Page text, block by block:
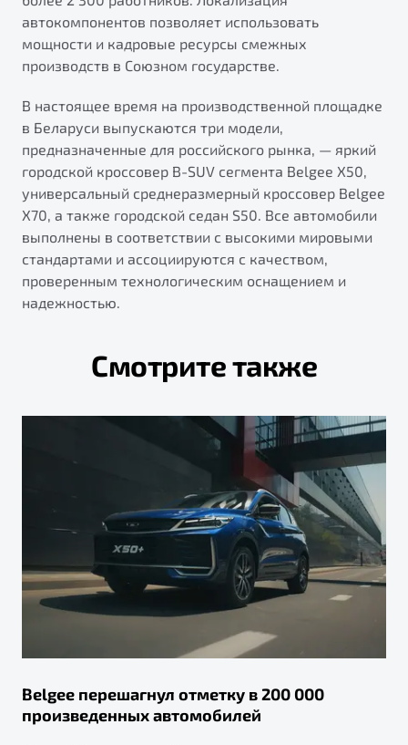
автокомпонентов позволяет использовать
мощности и кадровые ресурсы смежных
производств в Союзном государстве.
В настоящее время на производственной площадке
в Беларуси выпускаются три модели,
предназначенные для российского рынка, — яркий
городской кроссовер B-SUV сегмента Belgee X50,
универсальный среднеразмерный кроссовер Belgee
X70, а также городской седан S50. Все автомобили
выполнены в соответствии с высокими мировыми
стандартами и ассоциируются с качеством,
проверенным технологическим оснащением и
надежностью.
Смотрите также
Belgee перешагнул отметку в 200 000
произведенных автомобилей